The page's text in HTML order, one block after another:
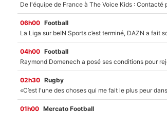
06h00 Football
04h00 Football
02h30 Rugby
01h00 Mercato Football